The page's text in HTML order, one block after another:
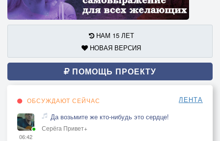
НАМ 15 ЛЕТ
НОВАЯ ВЕРСИЯ
ПОМОЩЬ ПРОЕКТУ
ОБСУЖДАЮТ СЕЙЧАС ЛЕНТА
06:42
Да возьмите же кто-нибудь это сердце!
Серёга Привет+